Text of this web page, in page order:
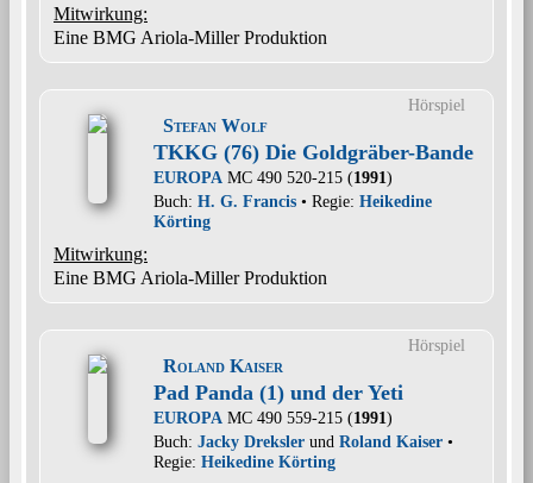
Mitwirkung:
Eine BMG Ariola-Miller Produktion
Hörspiel
Stefan Wolf
TKKG (76) Die Goldgräber-Bande
EUROPA MC 490 520-215 (1991)
Buch: H. G. Francis • Regie: Heikedine
Körting
Mitwirkung:
Eine BMG Ariola-Miller Produktion
Hörspiel
Roland Kaiser
Pad Panda (1) und der Yeti
EUROPA MC 490 559-215 (1991)
Buch: Jacky Dreksler und Roland Kaiser •
Regie: Heikedine Körting